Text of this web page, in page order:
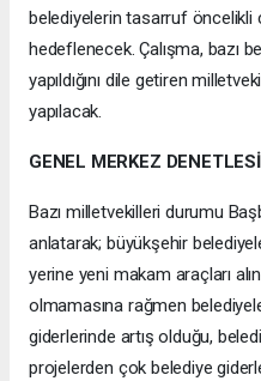
belediyelerin tasarruf öncelikli
hedeflenecek. Çalışma, bazı
yapıldığını dile getiren
yapılacak.
GENEL MERKEZ
Bazı milletvekilleri durumu
anlatarak; büyükşehir
yerine yeni makam araçları
olmamasına rağmen
giderlerinde artış olduğu,
projelerden çok belediye